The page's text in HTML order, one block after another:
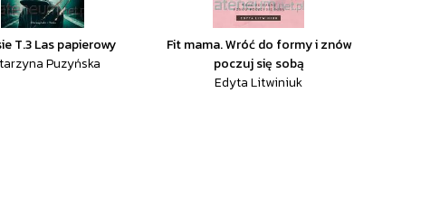
T.3 Las papierowy
Puzyńska
Fit mama. Wróć do formy i znów
poczuj się sobą
Edyta Litwiniuk